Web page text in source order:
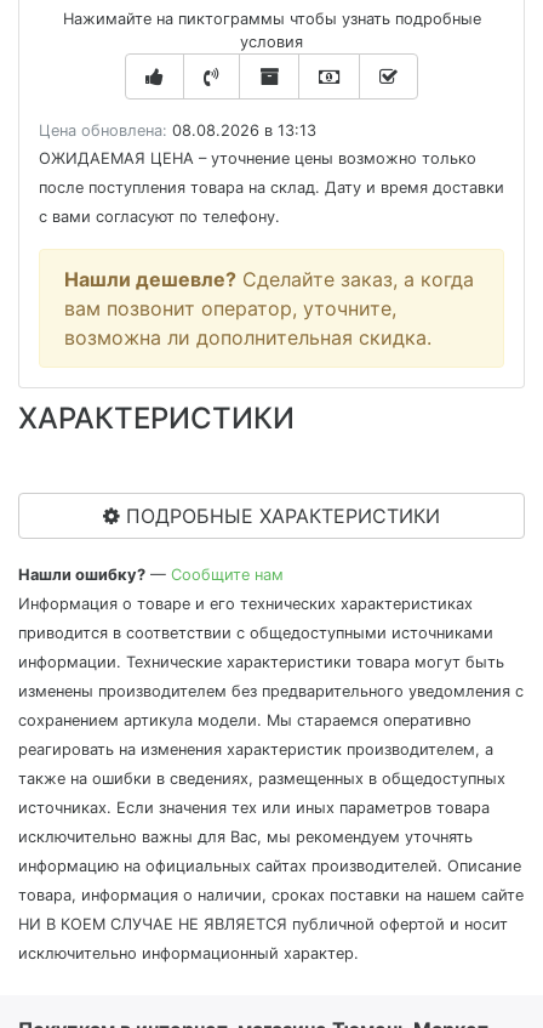
Нажимайте на пиктограммы чтобы узнать подробные
условия
Цена обновлена: 08.08.2026 в 13:13
ОЖИДАЕМАЯ ЦЕНА – уточнение цены возможно только
после поступления товара на склад. Дату и время доставки
с вами согласуют по телефону.
Нашли дешевле? Сделайте заказ, а когда
вам позвонит оператор, уточните,
возможна ли дополнительная скидка.
ХАРАКТЕРИСТИКИ
ПОДРОБНЫЕ ХАРАКТЕРИСТИКИ
Нашли ошибку? — Сообщите нам
Информация о товаре и его технических характеристиках
приводится в соответствии с общедоступными источниками
информации. Технические характеристики товара могут быть
изменены производителем без предварительного уведомления с
сохранением артикула модели. Мы стараемся оперативно
реагировать на изменения характеристик производителем, а
также на ошибки в сведениях, размещенных в общедоступных
источниках. Если значения тех или иных параметров товара
исключительно важны для Вас, мы рекомендуем уточнять
информацию на официальных сайтах производителей. Описание
товара, информация о наличии, сроках поставки на нашем сайте
НИ В КОЕМ СЛУЧАЕ НЕ ЯВЛЯЕТСЯ публичной офертой и носит
исключительно информационный характер.